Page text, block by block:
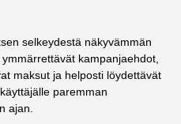
selkeydestä näkyvämmän
kampanjaehdot,
maksut ja helposti löydettävät
paremman
ajan.